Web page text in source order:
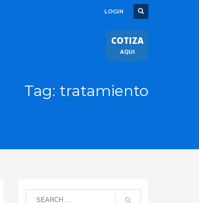
LOGIN
COTIZA
AQUI
Tag: tratamiento